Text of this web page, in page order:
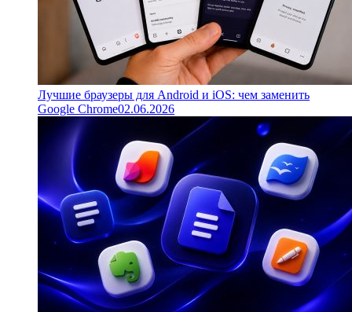
Лучшие браузеры для Android и iOS: чем заменить
Google Chrome02.06.2026